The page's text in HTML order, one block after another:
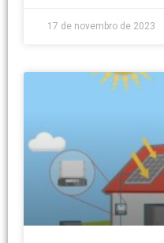
17 de novembro de 2023